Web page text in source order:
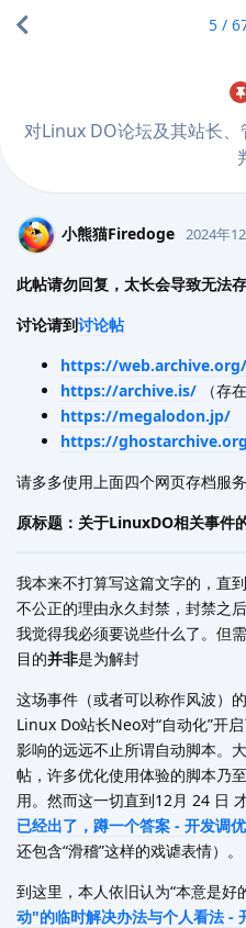
对Linux DO论坛及其站长
5 /
小熊猫Firedoge 2024年
此帖请勿回复，太长会导致无法存
讨论请到讨论帖
https://
https://archive.is/ （存
https://megalodon.jp/
https://
请多多使用上面四个网页存档服
原标题：关于LinuxDO相关事件
我本来不打算写这篇文字的，直
不公正的理由永久封禁，封禁之后
我觉得我必须要说些什么了。但
目的并非是为解封
这场事件（或者可以称作风波）
Linux Do站长Neo对“自动化”开启
影响的远远不止所谓自动脚本。
帖，许多优化使用体验的脚本乃至
用。然而这一切直到12月 24 日
已经出了，蹲一个答案 - 开发调
还包含“滑稽”这样的戏谑表情）。
到这里，本人依旧认为“本意是好
动"的临时解决办法与个人看法 -